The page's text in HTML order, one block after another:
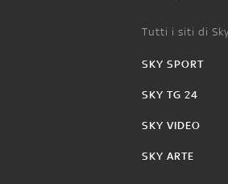
Tutti i siti di
SKY SPORT
SKY TG 24
SKY VIDEO
SKY ARTE